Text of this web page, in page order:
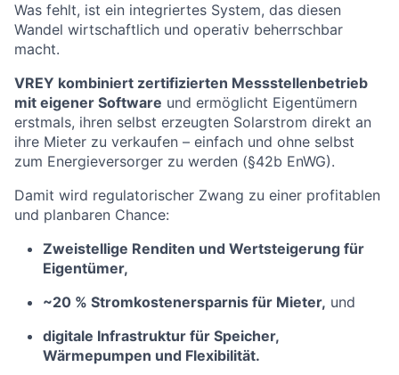
Was fehlt, ist ein integriertes System, das diesen
Wandel wirtschaftlich und operativ beherrschbar
macht.
VREY kombiniert zertifizierten Messstellenbetrieb
mit eigener Software und ermöglicht Eigentümern
erstmals, ihren selbst erzeugten Solarstrom direkt an
ihre Mieter zu verkaufen – einfach und ohne selbst
zum Energieversorger zu werden (§42b EnWG).
Damit wird regulatorischer Zwang zu einer profitablen
und planbaren Chance:
Zweistellige Renditen und Wertsteigerung für
Eigentümer,
~20 % Stromkostenersparnis für Mieter, und
digitale Infrastruktur für Speicher,
Wärmepumpen und Flexibilität.